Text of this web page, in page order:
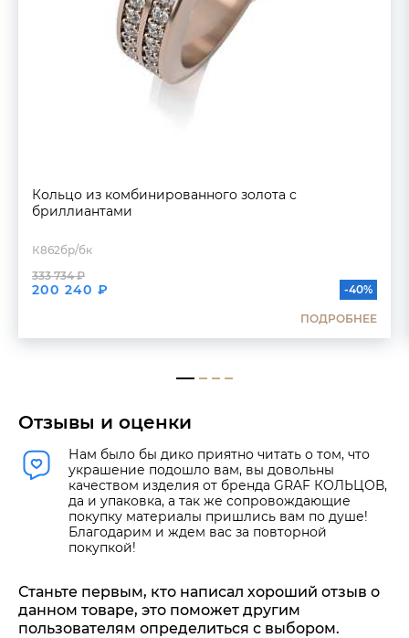
Кольцо из комбинированного золота с
бриллиантами
К862бр/бк
200 240 ₽
333 734 ₽
-40%
ПОДРОБНЕЕ
Отзывы и оценки
Нам было бы дико приятно читать о том, что
украшение подошло вам, вы довольны
качеством изделия от бренда GRAF КОЛЬЦОВ,
да и упаковка, а так же сопровождающие
покупку материалы пришлись вам по душе!
Благодарим и ждем вас за повторной
покупкой!
Станьте первым, кто написал хороший отзыв о
данном товаре, это поможет другим
пользователям определиться с выбором.